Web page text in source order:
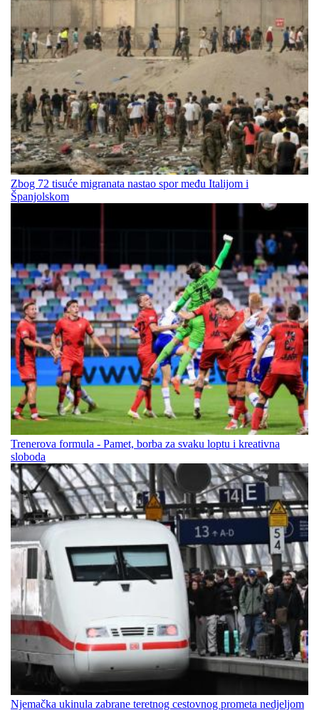
Zbog 72 tisuće migranata nastao spor među Italijom i
Španjolskom
Trenerova formula - Pamet, borba za svaku loptu i kreativna
sloboda
Njemačka ukinula zabrane teretnog cestovnog prometa nedjeljom